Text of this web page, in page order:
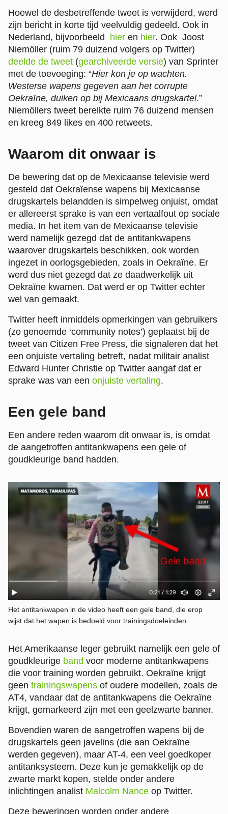
Hoewel de desbetreffende tweet is verwijderd, werd
zijn bericht in korte tijd veelvuldig gedeeld. Ook in
Nederland, bijvoorbeeld hier en hier. Ook Joost
Niemöller (ruim 79 duizend volgers op Twitter)
deelde de tweet (gearchiveerde versie) van Sprinter
met de toevoeging: “Hier kon je op wachten.
Westerse wapens gegeven aan het corrupte
Oekraïne, duiken op bij Mexicaans drugskartel.”
Niemöllers tweet bereikte ruim 76 duizend mensen
en kreeg 849 likes en 400 retweets.
Waarom dit onwaar is
De bewering dat op de Mexicaanse televisie werd
gesteld dat Oekraïense wapens bij Mexicaanse
drugskartels belandden is simpelweg onjuist, omdat
er allereerst sprake is van een vertaalfout op sociale
media. In het item van de Mexicaanse televisie
werd namelijk gezegd dat de antitankwapens
waarover drugskartels beschikken, ook worden
ingezet in oorlogsgebieden, zoals in Oekraïne. Er
werd dus niet gezegd dat ze daadwerkelijk uit
Oekraïne kwamen. Dat werd er op Twitter echter
wel van gemaakt.
Twitter heeft inmiddels opmerkingen van gebruikers
(zo genoemde ‘community notes’) geplaatst bij de
tweet van Citizen Free Press, die signaleren dat het
een onjuiste vertaling betreft, nadat militair analist
Edward Hunter Christie op Twitter aangaf dat er
sprake was van een onjuiste vertaling.
Een gele band
Een andere reden waarom dit onwaar is, is omdat
de aangetroffen antitankwapens een gele of
goudkleurige band hadden.
Het antitankwapen in de video heeft een gele band, die erop
wijst dat het wapen is bedoeld voor trainingsdoeleinden.
Het Amerikaanse leger gebruikt namelijk een gele of
goudkleurige band voor moderne antitankwapens
die voor training worden gebruikt. Oekraïne krijgt
geen trainingswapens of oudere modellen, zoals de
AT4, vandaar dat de antitankwapens die Oekraïne
krijgt, gemarkeerd zijn met een geelzwarte banner.
Bovendien waren de aangetroffen wapens bij de
drugskartels geen javelins (die aan Oekraïne
werden gegeven), maar AT-4, een veel goedkoper
antitanksysteem. Deze kun je gemakkelijk op de
zwarte markt kopen, stelde onder andere
inlichtingen analist Malcolm Nance op Twitter.
Deze beweringen worden onder andere